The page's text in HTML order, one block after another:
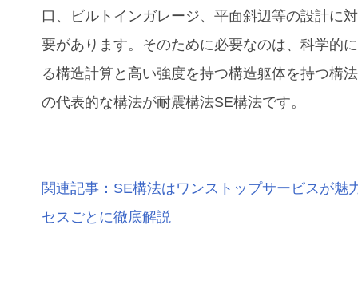
口、ビルトインガレージ、平面斜辺等の設計に
要があります。そのために必要なのは、科学的
る構造計算と高い強度を持つ構造躯体を持つ構
の代表的な構法が耐震構法SE構法です。
関連記事：SE構法はワンストップサービスが魅
セスごとに徹底解説